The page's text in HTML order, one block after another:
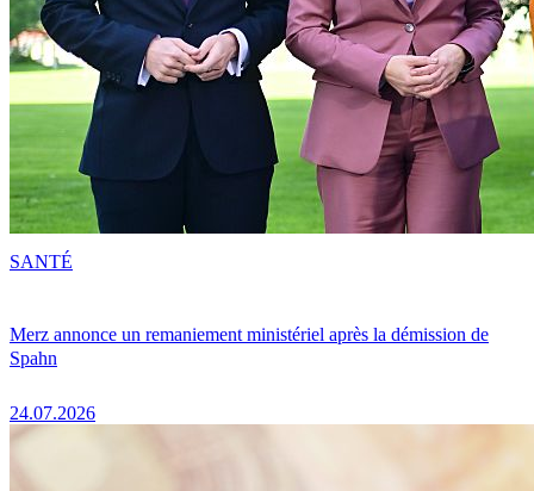
Merz annonce un remaniement ministériel après la démission de
Spahn
24.07.2026
SANTÉ